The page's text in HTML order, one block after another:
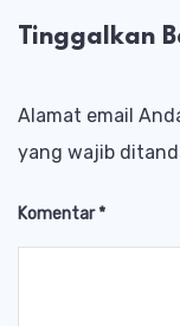
Tinggalkan
Alamat email
yang wajib
Komentar*